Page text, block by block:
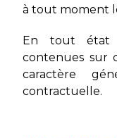
à tout moment
En tout état
contenues sur
caractère
contractuelle.